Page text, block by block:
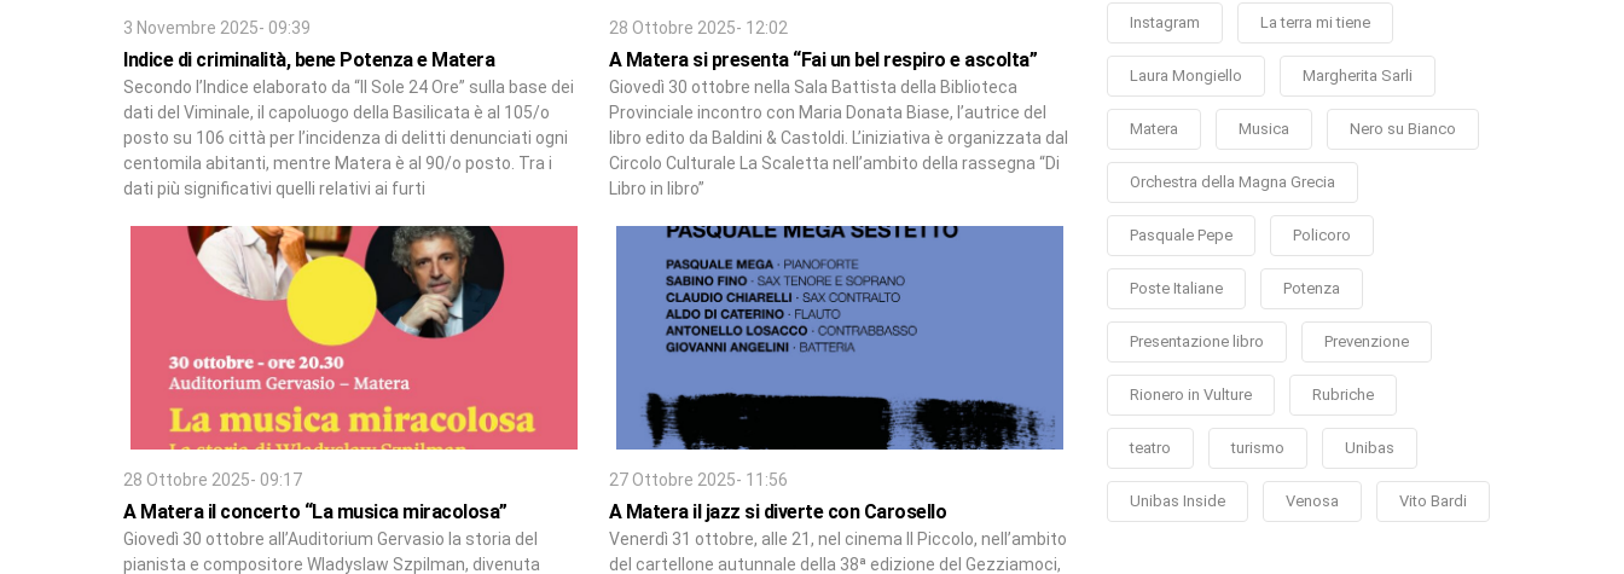
3 Novembre 2025- 09:39
Indice di criminalità, bene Potenza e Matera
Secondo l’Indice elaborato da “Il Sole 24 Ore” sulla base dei
dati del Viminale, il capoluogo della Basilicata è al 105/o
posto su 106 città per l’incidenza di delitti denunciati ogni
centomila abitanti, mentre Matera è al 90/o posto. Tra i
dati più significativi quelli relativi ai furti
28 Ottobre 2025- 12:02
A Matera si presenta “Fai un bel respiro e ascolta”
Giovedì 30 ottobre nella Sala Battista della Biblioteca
Provinciale incontro con Maria Donata Biase, l’autrice del
libro edito da Baldini & Castoldi. L’iniziativa è organizzata dal
Circolo Culturale La Scaletta nell’ambito della rassegna “Di
Libro in libro”
28 Ottobre 2025- 09:17
A Matera il concerto “La musica miracolosa”
Giovedì 30 ottobre all’Auditorium Gervasio la storia del
pianista e compositore Wladyslaw Szpilman, divenuta
27 Ottobre 2025- 11:56
A Matera il jazz si diverte con Carosello
Venerdì 31 ottobre, alle 21, nel cinema Il Piccolo, nell’ambito
del cartellone autunnale della 38ª edizione del Gezziamoci,
Instagram La terra mi tiene
Laura Mongiello Margherita Sarli
Matera Musica Nero su Bianco
Orchestra della Magna Grecia
Pasquale Pepe Policoro
Poste Italiane Potenza
Presentazione libro Prevenzione
Rionero in Vulture Rubriche
teatro turismo Unibas
Unibas Inside Venosa Vito Bardi